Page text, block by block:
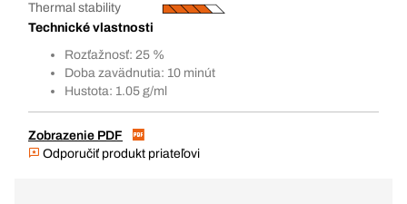
Thermal stability
Technické vlastnosti
Rozťažnosť: 25 %
Doba zavädnutia: 10 minút
Hustota: 1.05 g/ml
Zobrazenie PDF
Odporučiť produkt priateľovi